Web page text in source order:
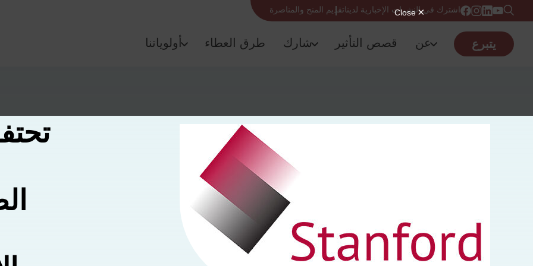
تقديم المنح والمناصرةاشترك في النشرات الإخبارية لدينا
أولوياتنا طرق العطاء شارك قصص التأثير عن يتبرع